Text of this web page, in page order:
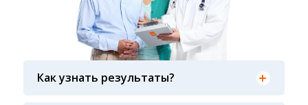
Как узнать результаты?
Результаты вы можете получить тремя
вами при оформлении заказа, на сайте в